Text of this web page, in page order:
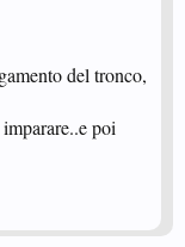
del tronco,
poi